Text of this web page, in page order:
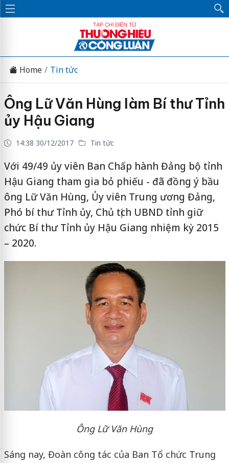
Home Tin tức
Ông Lữ Văn Hùng làm Bí thư Tỉnh
ủy Hậu Giang
14:38 30/12/2017 Tin tức
Với 49/49 ủy viên Ban Chấp hành Đảng bộ tỉnh
Hậu Giang tham gia bỏ phiếu - đã đồng ý bầu
ông Lữ Văn Hùng, Ủy viên Trung ương Đảng,
Phó bí thư Tỉnh ủy, Chủ tịch UBND tỉnh giữ
chức Bí thư Tỉnh ủy Hậu Giang nhiệm kỳ 2015
– 2020.
Ông Lữ Văn Hùng
Sáng nay, Đoàn công tác của Ban Tổ chức Trung